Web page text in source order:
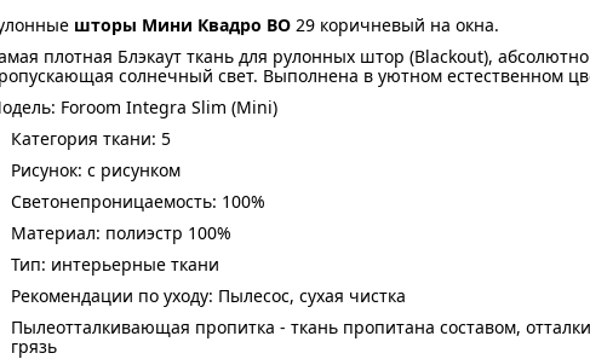
шторы Мини Квадро BO 29 коричневый на окна.
плотная Блэкаут ткань для рулонных штор (Blackout),
солнечный свет. Выполнена в уютном естественном
Foroom Integra Slim (Mini)
Категория ткани: 5
Рисунок: с рисунком
Светонепроницаемость: 100%
Материал: полиэстр 100%
Тип: интерьерные ткани
Рекомендации по уходу: Пылесос, сухая чистка
Пылеотталкивающая пропитка - ткань пропитана составом,
грязь